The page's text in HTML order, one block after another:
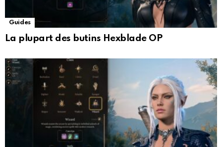
Guides
La plupart des butins Hexblade OP